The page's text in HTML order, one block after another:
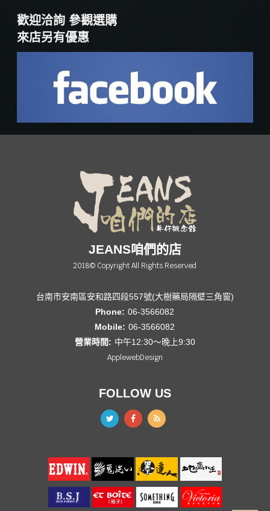
歡迎洽詢 參觀選購
來店另有優惠
JEANS咱們的店
2018© Copyright All Rights Reserved
台南市安南區安和路四段557號(大樹藥局隔壁三角窗)
Phone: 06-3566082
Mobile: 06-3566082
營業時間: 中午12:30～晚上9:30
ApplewebDesign
FOLLOW US